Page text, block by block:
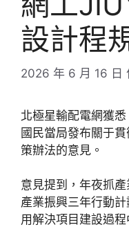
設計程
2026 年 6 月 16 日
北極星輸配電網獲
國民當局發布關于
策辦法的意見。
意見提到，年夜抓
產業振興三年行動
用解決項目建設過